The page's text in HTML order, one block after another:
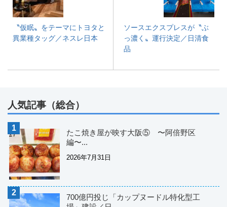
〝仮眠〟をテーマにトヨタと
異業種タッグ／ネスレ日本
ソースエクスプレスが〝ぶ
っ濃く〟運行決定／日清食
品
人気記事（総合）
たこ焼き屋が映す大阪⑤ 〜阿倍野区
編〜...
2026年7月31日
700億円投じ「カップヌードル特化型工